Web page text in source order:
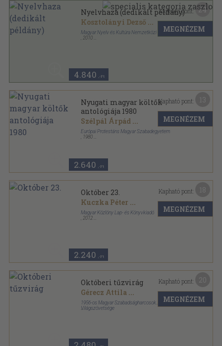
Nyelvhaza (dedikált példány)
Kosztolányi Dezső ...
Magyar Nyelv és Kultúra Nemzetközi Társasága
2010
4.840 ,-Ft
Kapható pont: 24
MEGNÉZEM
Nyugati magyar költők
antológiája 1980
Szélpál Árpád ...
Európai Protestáns Magyar Szabadegyetem
1980
2.640 ,-Ft
Kapható pont:
MEGNÉZEM
Október 23.
Kuczka Péter ...
Magyar Közlöny Lap- és Könyvkiadó
2012
2.240 ,-Ft
Kapható pont:
MEGNÉZEM
Októberi tűzvirág
Gérecz Attila ...
1956-os Magyar Szabadságharcosok
Világszövetsége
Kapható pont:
MEGNÉZEM